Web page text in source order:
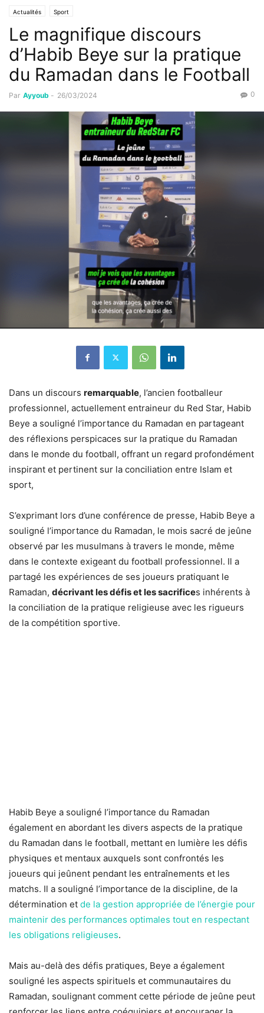
Actualités Sport
Le magnifique discours
d’Habib Beye sur la pratique
du Ramadan dans le Football
Par Ayyoub - 26/03/2024 0
Dans un discours remarquable, l’ancien footballeur
professionnel, actuellement entraineur du Red Star, Habib
Beye a souligné l’importance du Ramadan en partageant
des réflexions perspicaces sur la pratique du Ramadan
dans le monde du football, offrant un regard profondément
inspirant et pertinent sur la conciliation entre Islam et
sport,
S’exprimant lors d’une conférence de presse, Habib Beye a
souligné l’importance du Ramadan, le mois sacré de jeûne
observé par les musulmans à travers le monde, même
dans le contexte exigeant du football professionnel. Il a
partagé les expériences de ses joueurs pratiquant le
Ramadan, décrivant les défis et les sacrifices inhérents à
la conciliation de la pratique religieuse avec les rigueurs
de la compétition sportive.
Habib Beye a souligné l’importance du Ramadan
également en abordant les divers aspects de la pratique
du Ramadan dans le football, mettant en lumière les défis
physiques et mentaux auxquels sont confrontés les
joueurs qui jeûnent pendant les entraînements et les
matchs. Il a souligné l’importance de la discipline, de la
détermination et de la gestion appropriée de l’énergie pour
maintenir des performances optimales tout en respectant
les obligations religieuses.
Mais au-delà des défis pratiques, Beye a également
souligné les aspects spirituels et communautaires du
Ramadan, soulignant comment cette période de jeûne peut